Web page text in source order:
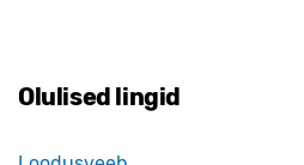
Olulised lingid